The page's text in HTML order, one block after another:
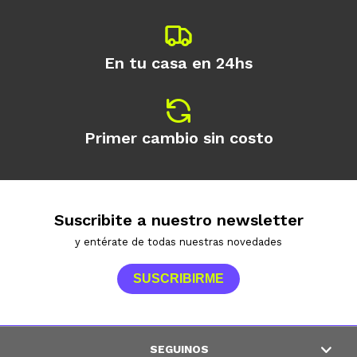
En tu casa en 24hs
Primer cambio sin costo
Suscribite a nuestro newsletter
y entérate de todas nuestras novedades
SUSCRIBIRME
SEGUINOS